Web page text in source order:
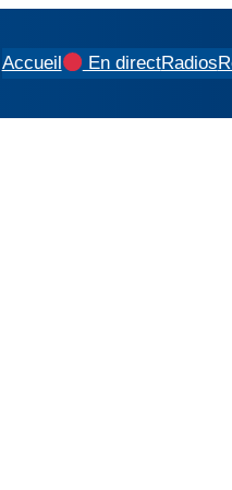
Accueil En directRadios